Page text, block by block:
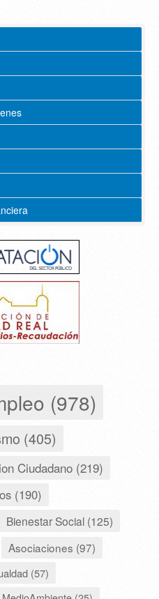
(978)
(405)
Ciudadano (219)
(190)
Bienestar Social (125)
Asociaciones (97)
(57)